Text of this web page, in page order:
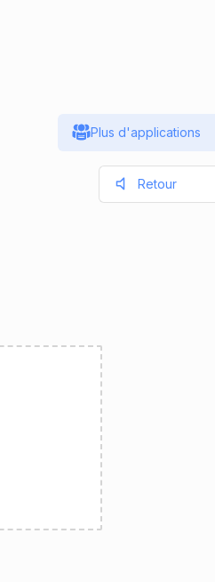
Plus d'applications
Retour